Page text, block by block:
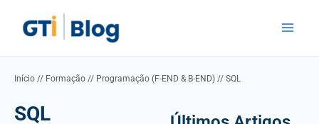
content
Início // Formação // Programação (F-END & B-END) // SQL
SQL